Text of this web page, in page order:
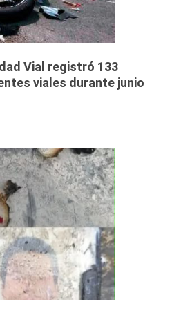
Vial registró 133
viales durante junio